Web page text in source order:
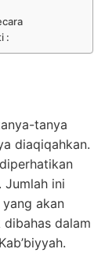
:
tanya
diaqiqahkan.
Jumlah ini
akan
dalam